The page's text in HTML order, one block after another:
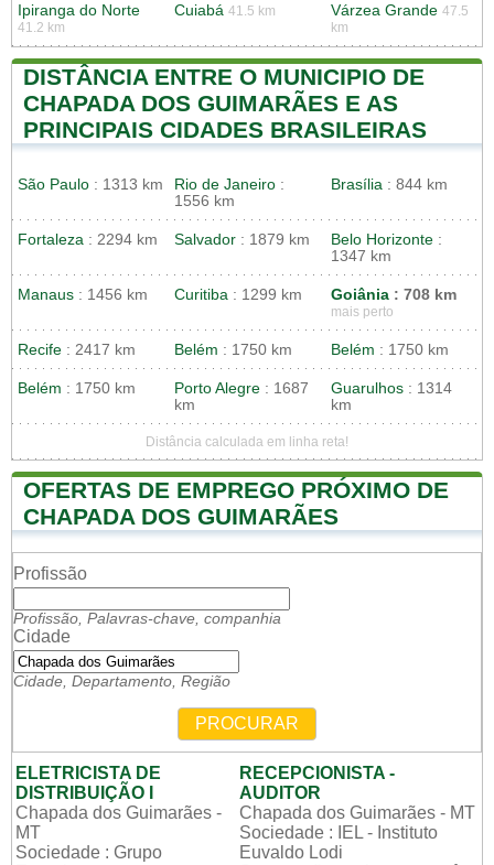
Ipiranga do Norte
41.2 km
Cuiabá 41.5 km Várzea Grande 47.5
km
DISTÂNCIA ENTRE O MUNICIPIO DE
CHAPADA DOS GUIMARÃES E AS
PRINCIPAIS CIDADES BRASILEIRAS
São Paulo : 1313 km Rio de Janeiro :
1556 km
Brasília : 844 km
Fortaleza : 2294 km Salvador : 1879 km Belo Horizonte :
1347 km
Manaus : 1456 km Curitiba : 1299 km Goiânia : 708 km
mais perto
Recife : 2417 km Belém : 1750 km Belém : 1750 km
Belém : 1750 km Porto Alegre : 1687
km
Guarulhos : 1314
km
Distância calculada em linha reta!
OFERTAS DE EMPREGO PRÓXIMO DE
CHAPADA DOS GUIMARÃES
Profissão
Profissão, Palavras-chave, companhia
Cidade
Cidade, Departamento, Região
PROCURAR
ELETRICISTA DE
DISTRIBUIÇÃO I
Chapada dos Guimarães -
MT
Sociedade : Grupo
RECEPCIONISTA -
AUDITOR
Chapada dos Guimarães - MT
Sociedade : IEL - Instituto
Euvaldo Lodi